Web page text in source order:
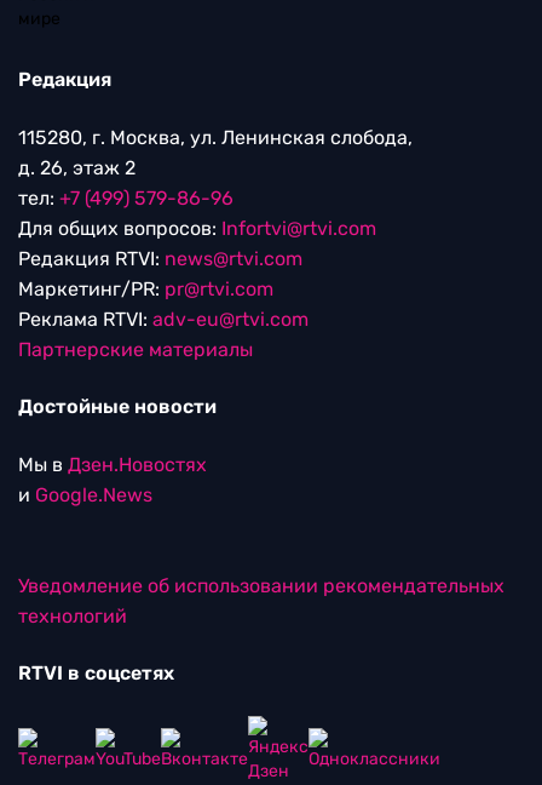
Редакция
115280, г. Москва, ул. Ленинская слобода,
д. 26, этаж 2
тел: +7 (499) 579-86-96
Для общих вопросов: Infortvi@rtvi.com
Редакция RTVI: news@rtvi.com
Маркетинг/PR: pr@rtvi.com
Реклама RTVI: adv-eu@rtvi.com
Партнерские материалы
Достойные новости
Мы в Дзен.Новостях
и Google.News
Уведомление об использовании рекомендательных
технологий
RTVI в соцсетях